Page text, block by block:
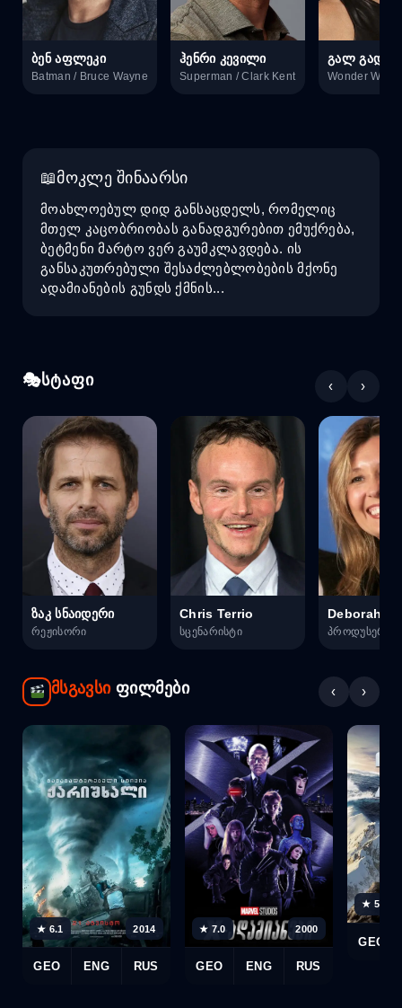
ბენ აფლეკი
Batman / Bruce Wayne
ჰენრი კევილი
Superman / Clark Kent
გალ
მოკლე შინაარსი
მოახლოებულ დიდ განსაცდელს, რომელიც
მთელ კაცობრიობას განადგურებით ემუქრება,
ბეტმენი მარტო ვერ გაუმკლავდება. ის
განსაკუთრებული შესაძლებლობების მქონე
ადამიანების გუნდს ქმნის...
სტაფი ‹ ›
ზაკ სნაიდერი
რეჟისორი
Chris Terrio
სცენარისტი
Deborah
პროდუსერი
მსგავსიფილმები ‹ ›
★ 6.1 2014
GEO ENG RUS
★ 7.0 2000
GEO ENG RUS
★ 5.9
GEO